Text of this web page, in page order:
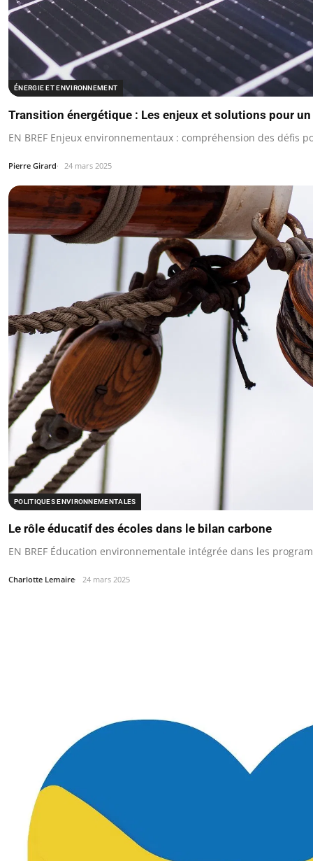
ÉNERGIE ET ENVIRONNEMENT
Transition énergétique : Les enjeux et solutions pour
EN BREF Enjeux environnementaux : compréhension des défis
Pierre Girard 24 mars 2025
POLITIQUES ENVIRONNEMENTALES
Le rôle éducatif des écoles dans le bilan carbone
EN BREF Éducation environnementale intégrée dans les
Charlotte Lemaire 24 mars 2025